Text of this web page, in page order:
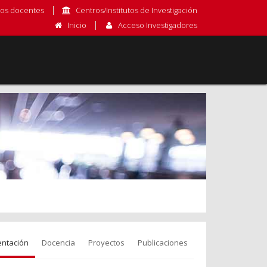
docentes
Centros/Institutos de Investigación
Inicio
Acceso Investigadores
Docencia Proyectos Publicaciones